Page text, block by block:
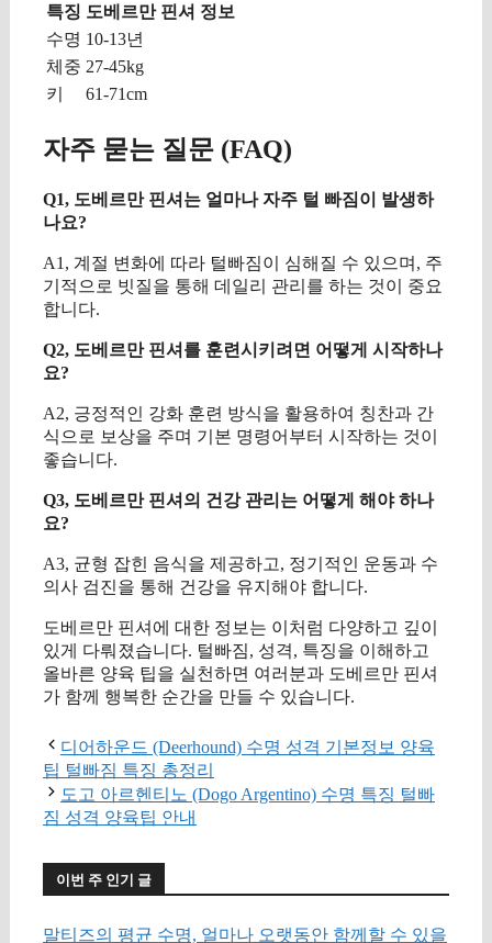
특징 도베르만 핀셔 정보
수명 10-13년
체중 27-45kg
키
61-71cm
자주 묻는 질문 (FAQ)
Q1, 도베르만 핀셔는 얼마나 자주 털 빠짐이 발생하
나요?
A1, 계절 변화에 따라 털빠짐이 심해질 수 있으며, 주
기적으로 빗질을 통해 데일리 관리를 하는 것이 중요
합니다.
Q2, 도베르만 핀셔를 훈련시키려면 어떻게 시작하나
요?
A2, 긍정적인 강화 훈련 방식을 활용하여 칭찬과 간
식으로 보상을 주며 기본 명령어부터 시작하는 것이
좋습니다.
Q3, 도베르만 핀셔의 건강 관리는 어떻게 해야 하나
요?
A3, 균형 잡힌 음식을 제공하고, 정기적인 운동과 수
의사 검진을 통해 건강을 유지해야 합니다.
도베르만 핀셔에 대한 정보는 이처럼 다양하고 깊이
있게 다뤄졌습니다. 털빠짐, 성격, 특징을 이해하고
올바른 양육 팁을 실천하면 여러분과 도베르만 핀셔
가 함께 행복한 순간을 만들 수 있습니다.
디어하운드 (Deerhound) 수명 성격 기본정보 양육
팁 털빠짐 특징 총정리
도고 아르헨티노 (Dogo Argentino) 수명 특징 털빠
짐 성격 양육팁 안내
이번 주 인기 글
말티즈의 평균 수명, 얼마나 오랫동안 함께할 수 있을